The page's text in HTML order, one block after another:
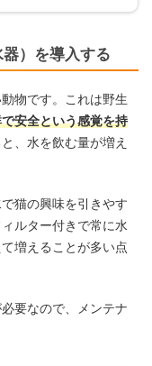
）を導入する
物です。これは野生
安全という感覚を持
、水を飲む量が増え
猫の興味を引きやす
ルター付きで常に水
増えることが多い点
要なので、メンテナ